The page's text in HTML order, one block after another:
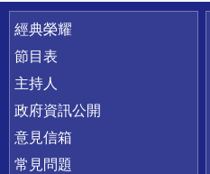
快速連結
經典榮耀
節目表
主持人
政府資訊公開
意見信箱
常見問題